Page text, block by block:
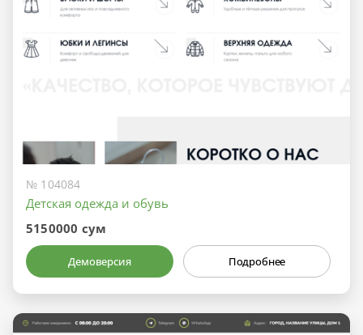
№ 104084
Детская одежда и обувь
5150000 сум
Демоверсия Подробнее